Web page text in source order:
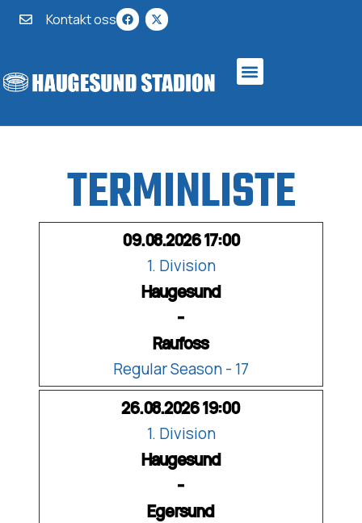
Kontakt oss
TERMINLISTE
09.08.2026 17:00
1. Division
Haugesund
-
Raufoss
Regular Season - 17
26.08.2026 19:00
1. Division
Haugesund
-
Egersund